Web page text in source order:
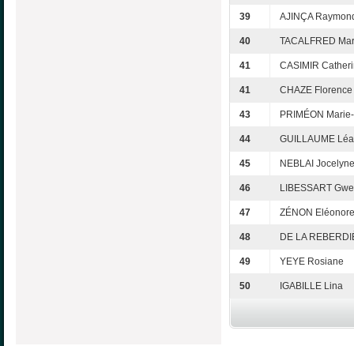
39 AJINÇA
40 TACALFRED
41 CASIMIR
41 CHAZE Florence
43 PRIMÉON
44 GUILLAUME
45 NEBLAI Jocelyne
46 LIBESSART
47 ZÉNON Eléonore
48 DE LA
49 YEYE Rosiane
50 IGABILLE Lina